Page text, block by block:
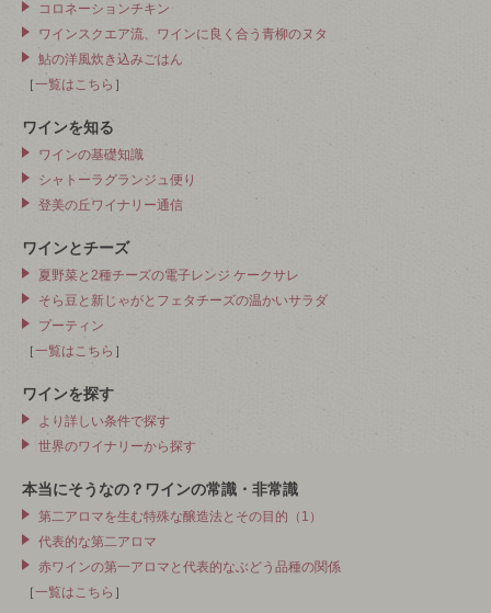
コロネーションチキン
ワインスクエア流、ワインに良く合う青柳のヌタ
鮎の洋風炊き込みごはん
［一覧はこちら ］
ワインを知る
ワインの基礎知識
シャトーラグランジュ便り
登美の丘ワイナリー通信
ワインとチーズ
夏野菜と2種チーズの電子レンジ ケークサレ
そら豆と新じゃがとフェタチーズの温かいサラダ
プーティン
［一覧はこちら ］
ワインを探す
より詳しい条件で探す
世界のワイナリーから探す
本当にそうなの？ワインの常識・非常識
第二アロマを生む特殊な醸造法とその目的（1）
代表的な第二アロマ
赤ワインの第一アロマと代表的なぶどう品種の関係
［一覧はこちら ］